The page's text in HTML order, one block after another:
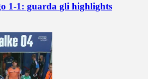
1-1: guarda gli highlights